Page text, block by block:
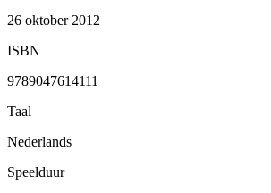
26 oktober 2012
ISBN
9789047614111
Taal
Nederlands
Speelduur